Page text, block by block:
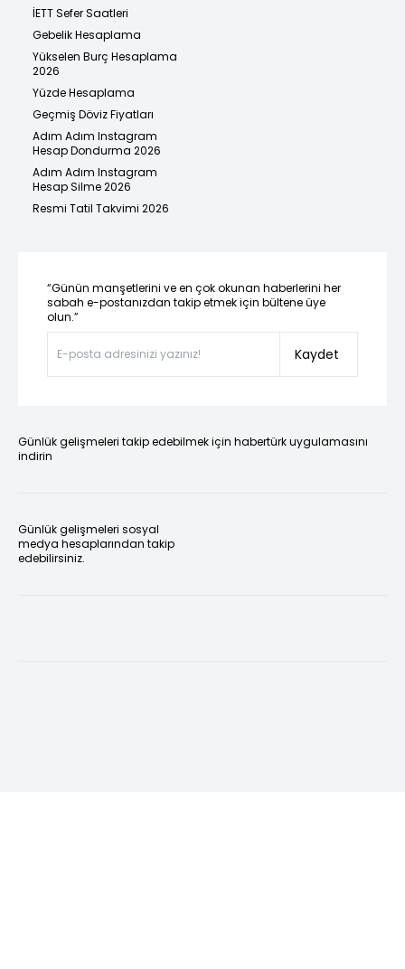
İETT Sefer Saatleri
Gebelik Hesaplama
Yükselen Burç Hesaplama
2026
Yüzde Hesaplama
Geçmiş Döviz Fiyatları
Adım Adım Instagram
Hesap Dondurma 2026
Adım Adım Instagram
Hesap Silme 2026
Resmi Tatil Takvimi 2026
“Günün manşetlerini ve en çok okunan haberlerini her
sabah e-postanızdan takip etmek için bültene üye
olun.”
Kaydet
Günlük gelişmeleri takip edebilmek için habertürk uygulamasını
indirin
Günlük gelişmeleri sosyal
medya hesaplarından takip
edebilirsiniz.